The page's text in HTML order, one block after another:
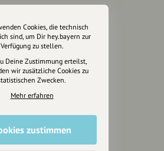
Euch
Fotografie & mehr
Marketing
Anakin Design
Cookies, die technisch
sind, um Dir hey.bayern zur
Verfügung zu stellen.
Deine Zustimmung erteilst,
wir zusätzliche Cookies zu
Zwecken.
Mehr erfahren
zustimmen